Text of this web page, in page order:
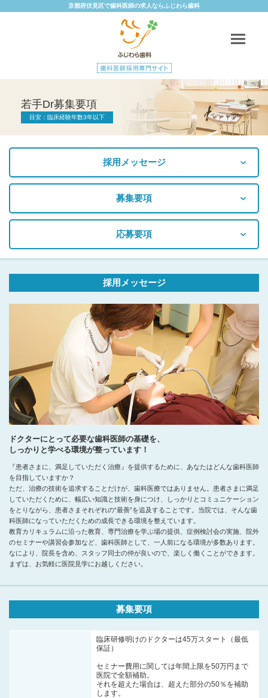
京都府伏見区で歯科医師の求人ならふじわら歯科
若手Dr募集要項
目安：臨床経験年数3年以下
採用メッセージ
募集要項
応募要項
採用メッセージ
ドクターにとって必要な歯科医師の基礎を、
しっかりと学べる環境が整っています！
『患者さまに、満足していただく治療』を提供するために、あなたはどんな歯科医師
を目指していますか？
ただ、治療の技術を追求することだけが、歯科医療ではありません。患者さまに満足
していただくために、幅広い知識と技術を身につけ、しっかりとコミュニケーション
をとりながら、患者さまそれぞれの“最善”を追及することです。当院では、そんな歯
科医師になっていただくための成長できる環境を整えています。
教育カリキュラムに沿った教育、専門治療を学ぶ場の提供、症例検討会の実施、院外
のセミナーや講習会参加など、歯科医師として、一人前になる環境が多数あります。
なにより、院長を含め、スタッフ同士の仲が良いので、楽しく働くことができます。
まずは、お気軽に医院見学にお越しください。
募集要項
臨床研修明けのドクターは45万スタート（最低
保証）
セミナー費用に関しては年間上限を50万円まで
医院で全額補助。
それを超えた場合は、超えた部分の50％を補助
します。